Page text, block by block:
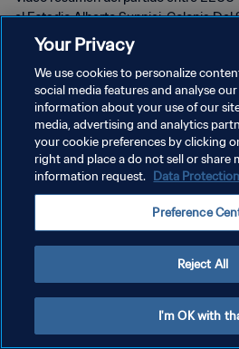
el Estadio Alberto Suppici, Colonia Del
de noviembre de 2018.
POLÍTICA DE PRIVACIDAD
TÉRMINOS DE SERVICIO
AJUSTAR LA CONFIGURACIÓN DE LAS
Your Privacy
We use cookies to personalize
social media features and analyse
information about your use of our
media, advertising and analytics
your cookie preferences by clicking
right and place a do not sell or share
information request. Data
Preference
Reject All
I'm OK with